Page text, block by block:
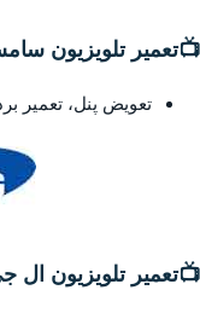
📺تعمیر تلویزیون
تعویض پنل، تعمیر
📺تعمیر تلویزیون ال